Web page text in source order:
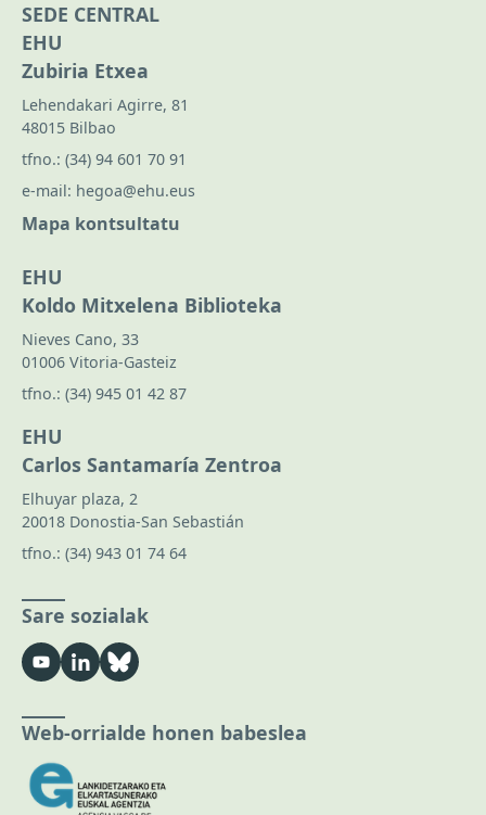
SEDE CENTRAL
EHU
Zubiria Etxea
Lehendakari Agirre, 81
48015 Bilbao
tfno.: (34) 94 601 70 91
e-mail: hegoa@ehu.eus
Mapa kontsultatu
EHU
Koldo Mitxelena Biblioteka
Nieves Cano, 33
01006 Vitoria-Gasteiz
tfno.: (34) 945 01 42 87
EHU
Carlos Santamaría Zentroa
Elhuyar plaza, 2
20018 Donostia-San Sebastián
tfno.: (34) 943 01 74 64
Sare sozialak
Web-orrialde honen babeslea